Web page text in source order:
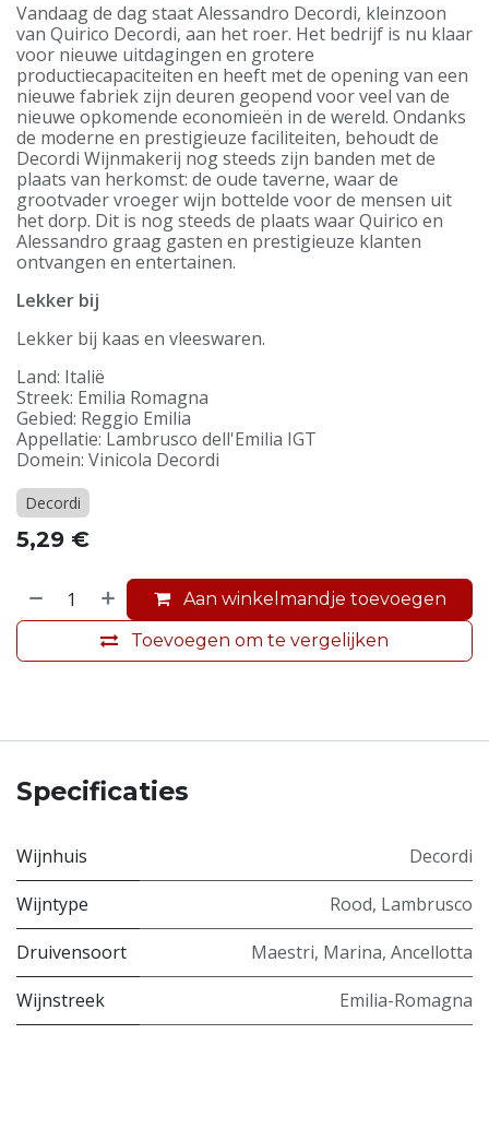
Vandaag de dag staat Alessandro Decordi, kleinzoon
van Quirico Decordi, aan het roer. Het bedrijf is nu klaar
voor nieuwe uitdagingen en grotere
productiecapaciteiten en heeft met de opening van een
nieuwe fabriek zijn deuren geopend voor veel van de
nieuwe opkomende economieën in de wereld. Ondanks
de moderne en prestigieuze faciliteiten, behoudt de
Decordi Wijnmakerij nog steeds zijn banden met de
plaats van herkomst: de oude taverne, waar de
grootvader vroeger wijn bottelde voor de mensen uit
het dorp. Dit is nog steeds de plaats waar Quirico en
Alessandro graag gasten en prestigieuze klanten
ontvangen en entertainen.
Lekker bij
Lekker bij kaas en vleeswaren.
Land: Italië
Streek: Emilia Romagna
Gebied: Reggio Emilia
Appellatie: Lambrusco dell'Emilia IGT
Domein: Vinicola Decordi
Decordi
5,29 €
Aan winkelmandje toevoegen
Toevoegen om te vergelijken
Specificaties
Wijnhuis
Decordi
Wijntype
Rood, Lambrusco
Druivensoort
Maestri, Marina, Ancellotta
Wijnstreek
Emilia-Romagna